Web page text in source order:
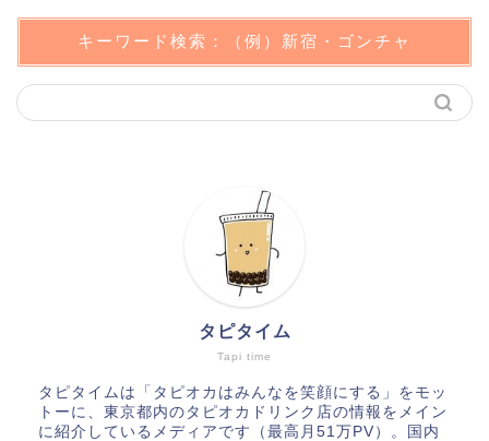
キーワード検索：（例）新宿・ゴンチャ
Tapi time
タピタイム
タピタイムは「タピオカはみんなを笑顔にする」をモッ
トーに、東京都内のタピオカドリンク店の情報をメイン
に紹介しているメディアです（最高月51万PV）。国内